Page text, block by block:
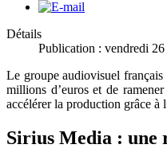
Détails
Publication : vendredi
Le groupe audiovisuel
millions d’euros et de
accélérer la production grâce à
Sirius Media : une